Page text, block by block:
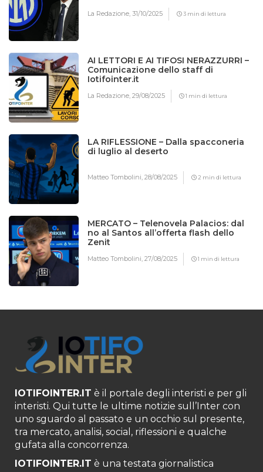
La Redazione,31/10/2025 3 min di lettura
AI LETTORI E AI TIFOSI NERAZZURRI –
Comunicazione dello staff di
Iotifointer.it
La Redazione,29/08/2025 1 min di lettura
LA RIFLESSIONE – Dalla spacconeria
di luglio al deserto
Matteo Tombolini,28/08/2025 2 min di lettura
MERCATO – Telenovela Palacios: dal
no al Santos all’offerta flash dello
Zenit
Matteo Tombolini,27/08/2025 1 min di lettura
IOTIFOINTER.IT è il portale degli interisti e per gli
interisti. Qui tutte le ultime notizie sull’Inter con
uno sguardo al passato e un occhio sul presente,
tra mercato, analisi, social, riflessioni e qualche
gufata alla concorrenza.
IOTIFOINTER.IT è una testata giornalistica